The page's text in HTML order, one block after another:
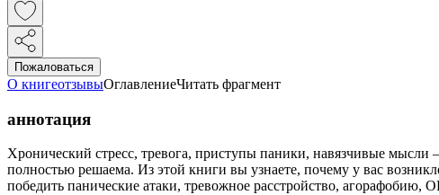
Пожаловаться
О книгеотзывыОглавлениеЧитать фрагмент
аннотация
Хронический стресс, тревога, приступы паники, навязчивые мысли
полностью решаема. Из этой книги вы узнаете, почему у вас
победить панические атаки, тревожное расстройство,